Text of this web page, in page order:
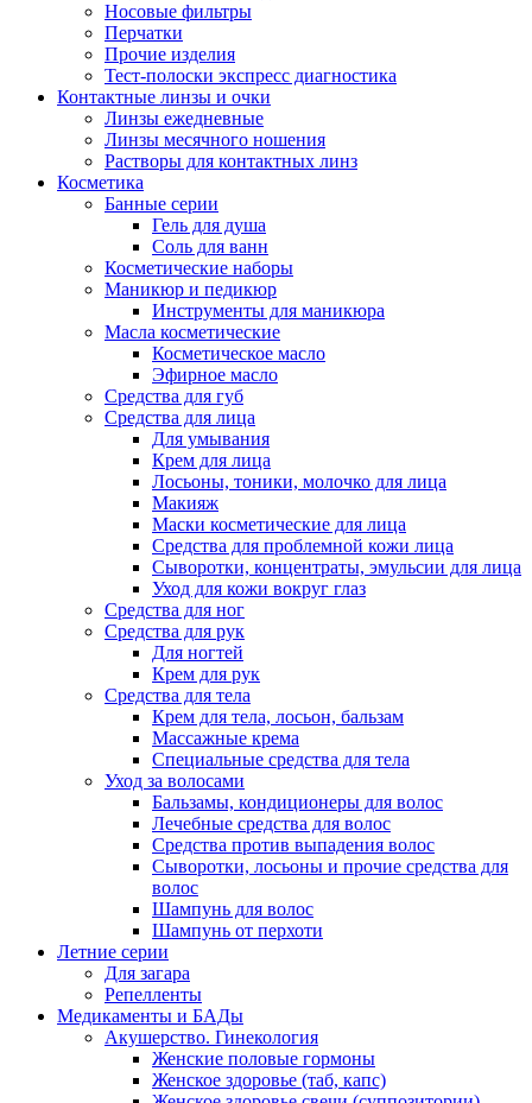
Носовые фильтры
Перчатки
Прочие изделия
Тест-полоски экспресс диагностика
Контактные линзы и очки
Линзы ежедневные
Линзы месячного ношения
Растворы для контактных линз
Косметика
Банные серии
Гель для душа
Соль для ванн
Косметические наборы
Маникюр и педикюр
Инструменты для маникюра
Масла косметические
Косметическое масло
Эфирное масло
Средства для губ
Средства для лица
Для умывания
Крем для лица
Лосьоны, тоники, молочко для лица
Макияж
Маски косметические для лица
Средства для проблемной кожи лица
Сыворотки, концентраты, эмульсии для лица
Уход для кожи вокруг глаз
Средства для ног
Средства для рук
Для ногтей
Крем для рук
Средства для тела
Крем для тела, лосьон, бальзам
Массажные крема
Специальные средства для тела
Уход за волосами
Бальзамы, кондиционеры для волос
Лечебные средства для волос
Средства против выпадения волос
Сыворотки, лосьоны и прочие средства для
волос
Шампунь для волос
Шампунь от перхоти
Летние серии
Для загара
Репелленты
Медикаменты и БАДы
Акушерство. Гинекология
Женские половые гормоны
Женское здоровье (таб, капс)